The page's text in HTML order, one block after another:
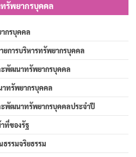
รัพยากรบุคคล
ากรบุคคล
ยการบริหารทรัพยากรบุคคล
พัฒนาทรัพยากรบุคคล
ทรัพยากรบุคคล
ะพัฒนาทรัพยากรบุคคลประจำปี
ที่ของรัฐ
รรมจริยธรรม